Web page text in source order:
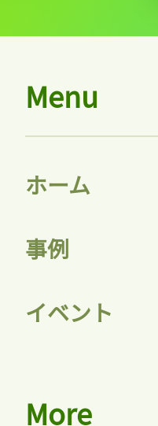
Menu
ホーム
事例
イベント
More